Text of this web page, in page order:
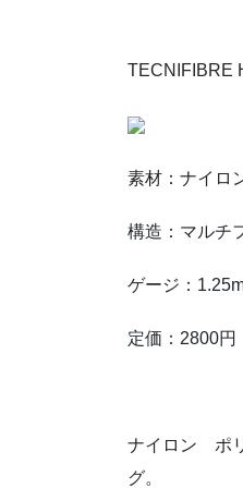
TECNIFIBRE
素材：ナイ
構造：マルチ
ゲージ：
定価：2800円
ナイロン ポ
グ。